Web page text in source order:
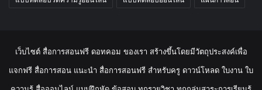
เว็บไซต์ สื่อการสอนฟรี ดอทคอม ของเรา สร้างขึ้นโดยมีวัตถุประสงค์เพื่อ
แจกฟรี สื่อการสอน แนะนำ สื่อการสอนฟรี สำหรับครู ดาวน์โหลด ใบงาน ใบ